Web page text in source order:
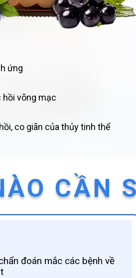
ứng
võng mạc
co giãn của thủy tinh thể
CẦN
đoán mắc các bệnh về